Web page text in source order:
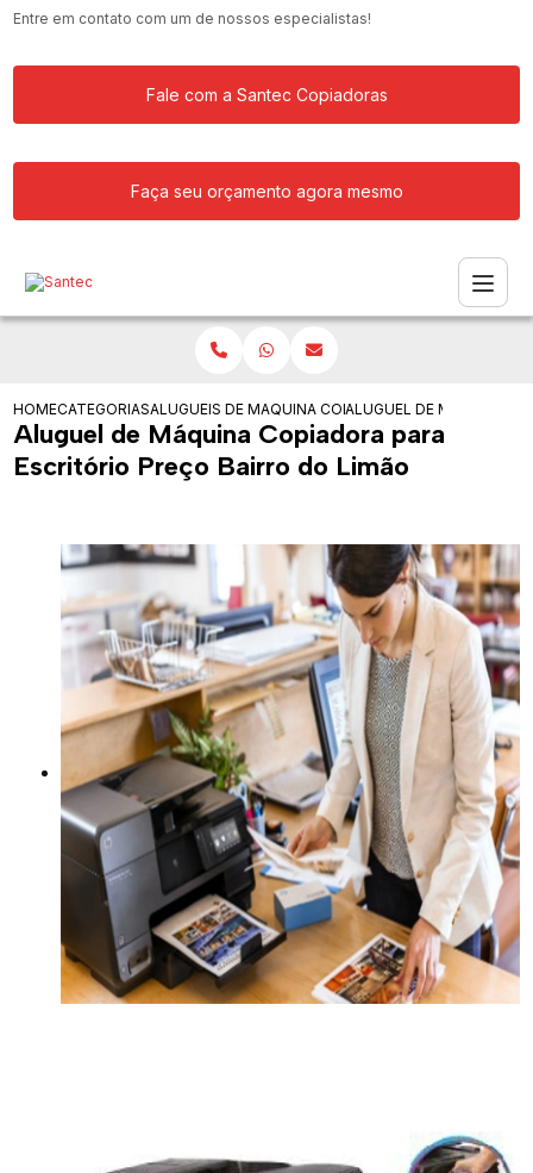
Entre em contato com um de nossos especialistas!
Fale com a Santec Copiadoras
Faça seu orçamento agora mesmo
HOMECATEGORIASALUGUEIS DE COPIADORASMAQUINA COPIADORA PARA ALUGAR
ALUGUEL DE MAQUINA
Aluguel de Máquina Copiadora para
Escritório Preço Bairro do Limão